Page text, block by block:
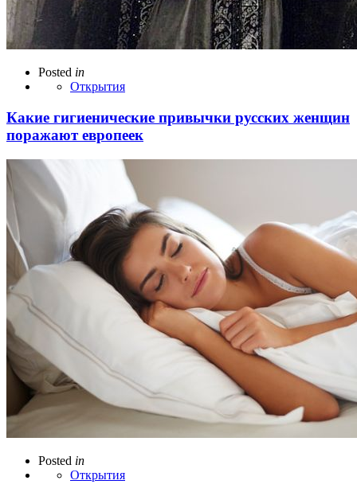
Posted in
Открытия
Какие гигиенические привычки русских женщин
поражают европеек
Posted in
Открытия